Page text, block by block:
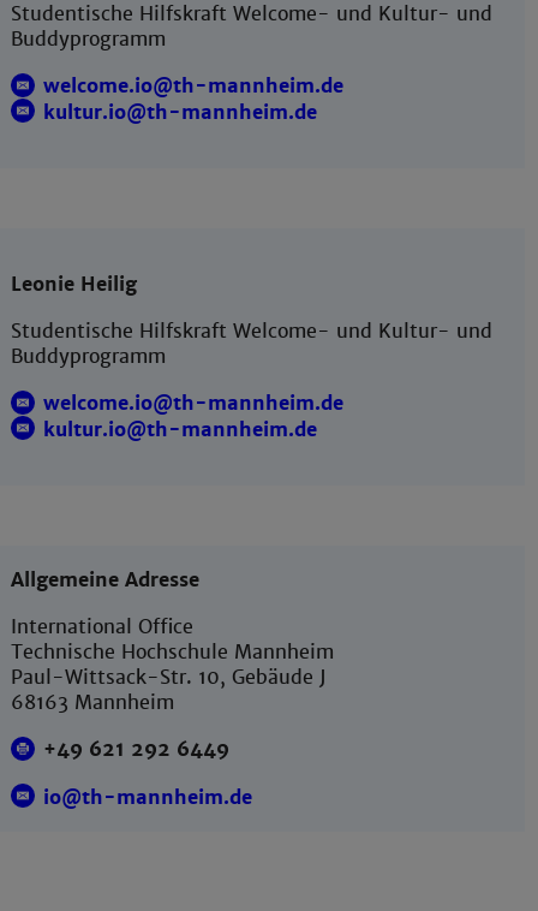
Studentische Hilfskraft Welcome- und Kultur- und
Buddyprogramm
welcome.io@th-mannheim.de
kultur.io@th-mannheim.de
Leonie Heilig
Studentische Hilfskraft Welcome- und Kultur- und
Buddyprogramm
welcome.io@th-mannheim.de
kultur.io@th-mannheim.de
Allgemeine Adresse
International Office
Technische Hochschule Mannheim
Paul-Wittsack-Str. 10, Gebäude J
68163 Mannheim
+49 621 292 6449
io@th-mannheim.de